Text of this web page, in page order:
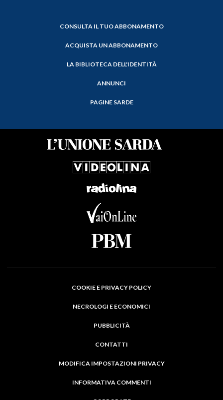
CONSULTA IL TUO ABBONAMENTO
ACQUISTA UN ABBONAMENTO
LA BIBLIOTECA DELL'IDENTITÀ
ANNUNCI
PAGINE SARDE
COOKIE E PRIVACY POLICY
NECROLOGI E ECONOMICI
PUBBLICITÀ
CONTATTI
MODIFICA IMPOSTAZIONI PRIVACY
INFORMATIVA COMMENTI